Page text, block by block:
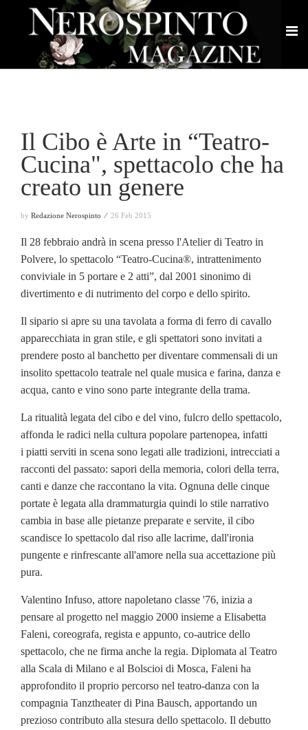
Il Cibo è Arte in “Teatro-
Cucina", spettacolo che ha
creato un genere
by Redazione Nerospinto ⁄ 26 Feb 2015
Il 28 febbraio andrà in scena presso l'Atelier di Teatro in
Polvere, lo spettacolo “Teatro-Cucina®, intrattenimento
conviviale in 5 portare e 2 atti”, dal 2001 sinonimo di
divertimento e di nutrimento del corpo e dello spirito.
Il sipario si apre su una tavolata a forma di ferro di cavallo
apparecchiata in gran stile, e gli spettatori sono invitati a
prendere posto al banchetto per diventare commensali di un
insolito spettacolo teatrale nel quale musica e farina, danza e
acqua, canto e vino sono parte integrante della trama.
La ritualità legata del cibo e del vino, fulcro dello spettacolo,
affonda le radici nella cultura popolare partenopea, infatti
i piatti serviti in scena sono legati alle tradizioni, intrecciati a
racconti del passato: sapori della memoria, colori della terra,
canti e danze che raccontano la vita. Ognuna delle cinque
portate è legata alla drammaturgia quindi lo stile narrativo
cambia in base alle pietanze preparate e servite, il cibo
scandisce lo spettacolo dal riso alle lacrime, dall'ironia
pungente e rinfrescante all'amore nella sua accettazione più
pura.
Valentino Infuso, attore napoletano classe '76, inizia a
pensare al progetto nel maggio 2000 insieme a Elisabetta
Faleni, coreografa, regista e appunto, co-autrice dello
spettacolo, che ne firma anche la regia. Diplomata al Teatro
alla Scala di Milano e al Bolscioi di Mosca, Faleni ha
approfondito il proprio percorso nel teatro-danza con la
compagnia Tanztheater di Pina Bausch, apportando un
prezioso contributo alla stesura dello spettacolo. Il debutto